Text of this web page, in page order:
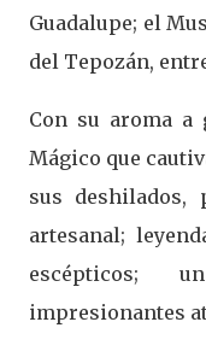
Guadalupe; el
del Tepozán,
Con su aroma a
Mágico que
sus deshilados,
artesanal;
escépticos;
impresionantes